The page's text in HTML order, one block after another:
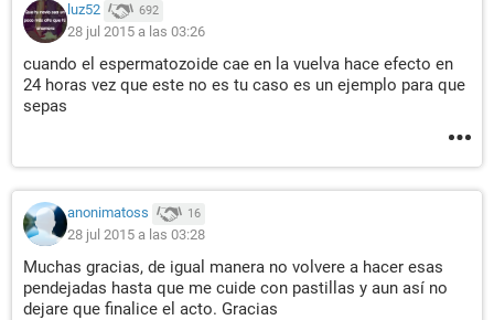
luz52 692
28 jul 2015 a las 03:26
cuando el espermatozoide cae en la vuelva hace efecto en
24 horas vez que este no es tu caso es un ejemplo para que
sepas
anonimatoss 16
28 jul 2015 a las 03:28
Muchas gracias, de igual manera no volvere a hacer esas
pendejadas hasta que me cuide con pastillas y aun así no
dejare que finalice el acto. Gracias